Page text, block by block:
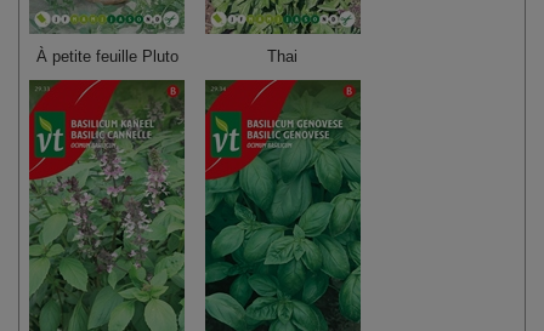
À petite feuille Pluto Thai